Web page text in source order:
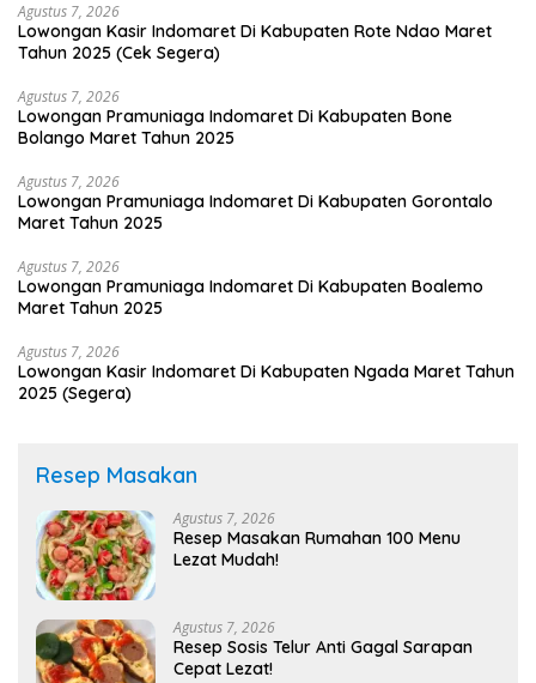
Agustus 7, 2026
Lowongan Kasir Indomaret Di Kabupaten Rote Ndao Maret
Tahun 2025 (Cek Segera)
Agustus 7, 2026
Lowongan Pramuniaga Indomaret Di Kabupaten Bone
Bolango Maret Tahun 2025
Agustus 7, 2026
Lowongan Pramuniaga Indomaret Di Kabupaten Gorontalo
Maret Tahun 2025
Agustus 7, 2026
Lowongan Pramuniaga Indomaret Di Kabupaten Boalemo
Maret Tahun 2025
Agustus 7, 2026
Lowongan Kasir Indomaret Di Kabupaten Ngada Maret Tahun
2025 (Segera)
Resep Masakan
Agustus 7, 2026
Resep Masakan Rumahan 100 Menu
Lezat Mudah!
Agustus 7, 2026
Resep Sosis Telur Anti Gagal Sarapan
Cepat Lezat!